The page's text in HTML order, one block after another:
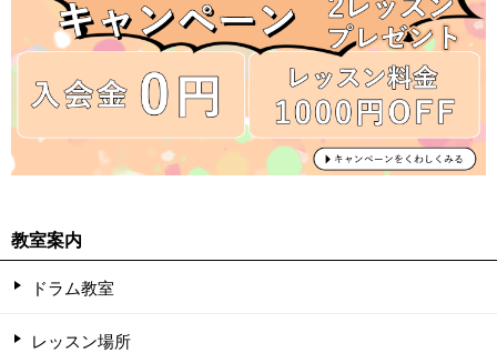
教室案内
ドラム教室
レッスン場所